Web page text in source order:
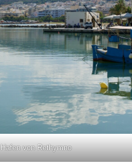
Hafen von Rethymno